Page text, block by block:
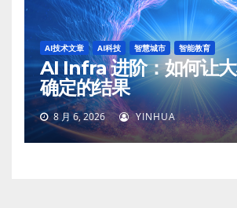
AI技术文章 AI科技 智慧城市 智能教育
AI Infra 进阶：如何让
确定的结果
8 月 6, 2026 YINHUA